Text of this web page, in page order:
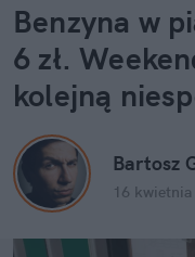
Benzyna w
6 zł.
kolejną
Bartosz
16